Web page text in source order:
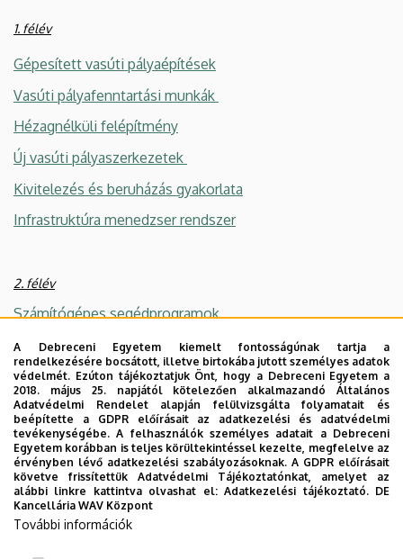
1. félév
Gépesített vasúti pályaépítések
Vasúti pályafenntartási munkák
Hézagnélküli felépítmény
Új vasúti pályaszerkezetek
Kivitelezés és beruházás gyakorlata
Infrastruktúra menedzser rendszer
2. félév
Számítógépes segédprogramok
Nagysebességű vasutak
Vasúti vágánydiagnosztika
Hézagnélküli felépítmény fenntartása
Vezetési és jogi ismeretek
Szakdolgozat
A Debreceni Egyetem kiemelt fontosságúnak tartja a
rendelkezésére bocsátott, illetve birtokába jutott személyes adatok
védelmét. Ezúton tájékoztatjuk Önt, hogy a Debreceni Egyetem a
2018. május 25. napjától kötelezően alkalmazandó Általános
Adatvédelmi Rendelet alapján felülvizsgálta folyamatait és
beépítette a GDPR előírásait az adatkezelési és adatvédelmi
tevékenységébe. A felhasználók személyes adatait a Debreceni
Egyetem korábban is teljes körültekintéssel kezelte, megfelelve az
érvényben lévő adatkezelési szabályozásoknak. A GDPR előírásait
követve frissítettük Adatvédelmi Tájékoztatónkat, amelyet az
alábbi linkre kattintva olvashat el:Adatkezelési tájékoztató. DE
Kancellária WAV Központ
További információk